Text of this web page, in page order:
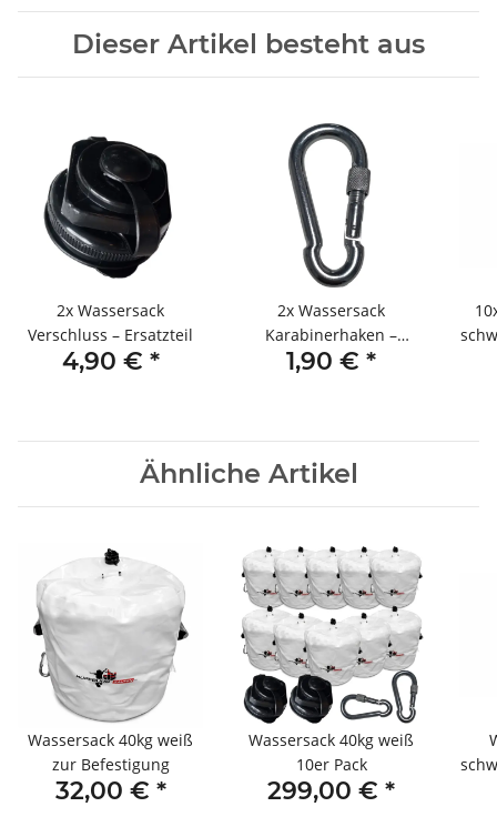
Dieser Artikel besteht aus
2x Wassersack
Verschluss – Ersatzteil
4,90 € *
2x Wassersack
Karabinerhaken –
Ersatzteil
1,90 € *
Ähnliche Artikel
Wassersack 40kg weiß
zur Befestigung
32,00 € *
Wassersack 40kg weiß
10er Pack
299,00 € *